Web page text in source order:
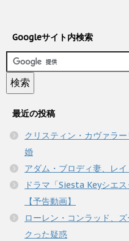
Googleサイト内検索
最近の投稿
クリスティン・カヴァラ
婚
アダム・ブロディ妻、レ
ドラマ「Siesta Keyシエ
【予告動画】
ローレン・コンラッド、
クった疑惑